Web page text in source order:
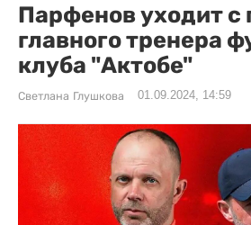
Парфенов уходит с
главного тренера
клуба "Актобе"
Светлана Глушкова 01.09.2024, 14:59